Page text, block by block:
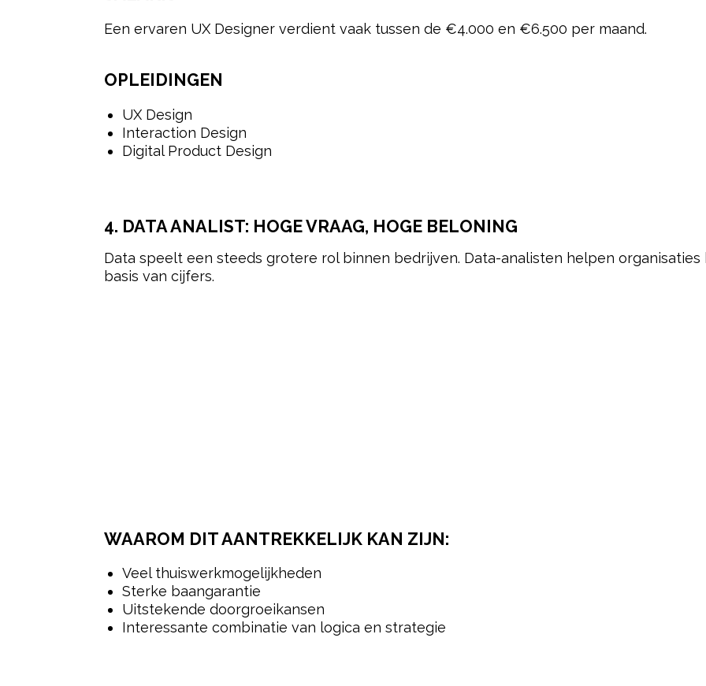
Een ervaren UX Designer verdient vaak tussen de €4.000 en €6.500 per maand.
OPLEIDINGEN
UX Design
Interaction Design
Digital Product Design
4. DATA ANALIST: HOGE VRAAG, HOGE BELONING
Data speelt een steeds grotere rol binnen bedrijven. Data-analisten helpen
basis van cijfers.
WAAROM DIT AANTREKKELIJK KAN ZIJN:
Veel thuiswerkmogelijkheden
Sterke baangarantie
Uitstekende doorgroeikansen
Interessante combinatie van logica en strategie